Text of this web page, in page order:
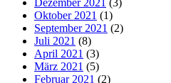
Oktober 2021 (1)
September 2021 (2)
Juli 2021 (8)
April 2021 (3)
März 2021 (5)
Februar 2021 (2)